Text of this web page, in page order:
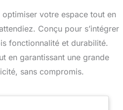
optimiser votre espace tout en
Conçu pour s’intégrer
fonctionnalité et durabilité.
en garantissant une grande
sans compromis.